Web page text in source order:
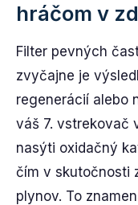
hráčom v
Filter pevných
zvyčajne je
regenerácií alebo
váš 7. vstrekovač
nasýti oxidačný
čím v skutočnosti
plynov. To